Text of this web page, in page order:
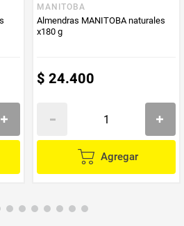
MANITOBA
Almendras MANITOBA naturales
x180 g
$ 24.400
Agregar